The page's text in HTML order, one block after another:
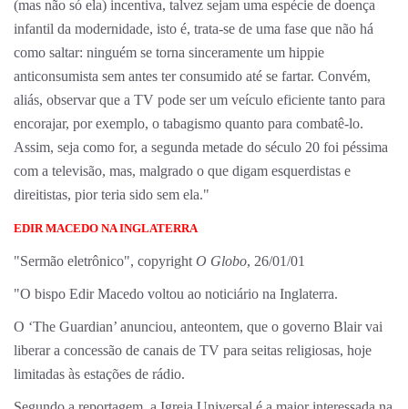
(mas não só ela) incentiva, talvez sejam uma espécie de doença
infantil da modernidade, isto é, trata-se de uma fase que não há
como saltar: ninguém se torna sinceramente um hippie
anticonsumista sem antes ter consumido até se fartar. Convém,
aliás, observar que a TV pode ser um veículo eficiente tanto para
encorajar, por exemplo, o tabagismo quanto para combatê-lo.
Assim, seja como for, a segunda metade do século 20 foi péssima
com a televisão, mas, malgrado o que digam esquerdistas e
direitistas, pior teria sido sem ela."
EDIR MACEDO NA INGLATERRA
"Sermão eletrônico", copyright O Globo, 26/01/01
"O bispo Edir Macedo voltou ao noticiário na Inglaterra.
O ‘The Guardian’ anunciou, anteontem, que o governo Blair vai
liberar a concessão de canais de TV para seitas religiosas, hoje
limitadas às estações de rádio.